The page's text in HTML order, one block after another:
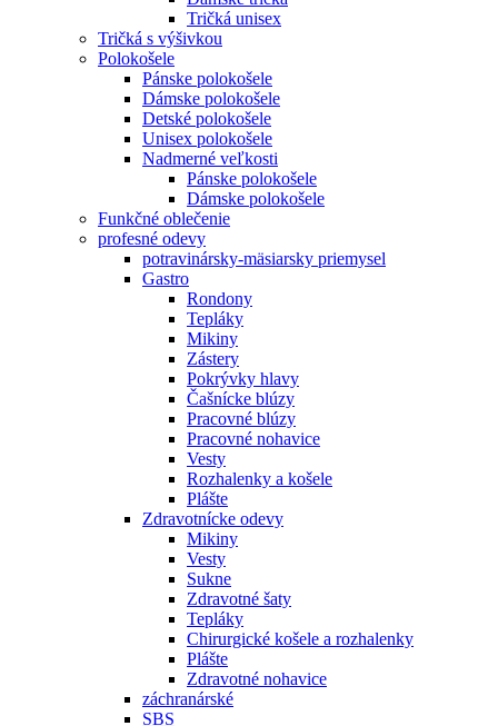
Tričká unisex
Tričká s výšivkou
Polokošele
Pánske polokošele
Dámske polokošele
Detské polokošele
Unisex polokošele
Nadmerné veľkosti
Pánske polokošele
Dámske polokošele
Funkčné oblečenie
profesné odevy
potravinársky-mäsiarsky priemysel
Gastro
Rondony
Tepláky
Mikiny
Zástery
Pokrývky hlavy
Čašnícke blúzy
Pracovné blúzy
Pracovné nohavice
Vesty
Rozhalenky a košele
Plášte
Zdravotnícke odevy
Mikiny
Vesty
Sukne
Zdravotné šaty
Tepláky
Chirurgické košele a rozhalenky
Plášte
Zdravotné nohavice
záchranárské
SBS